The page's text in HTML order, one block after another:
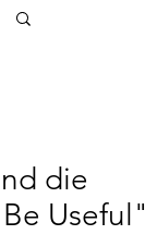
die
Useful"